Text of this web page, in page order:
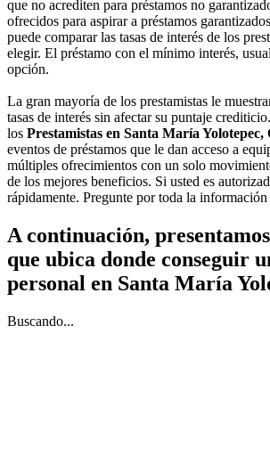
que no acrediten para préstamos no
ofrecidos para aspirar a préstamos
puede comparar las tasas de interés de los
elegir. El préstamo con el mínimo interés,
opción.
La gran mayoría de los prestamistas le
tasas de interés sin afectar su puntaje
los Prestamistas en Santa María Yolotepec,
eventos de préstamos que le dan acceso a
múltiples ofrecimientos con un solo
de los mejores beneficios. Si usted es
rápidamente. Pregunte por toda la
A continuación,
que ubica donde conseguir
personal en Santa María
Buscando...